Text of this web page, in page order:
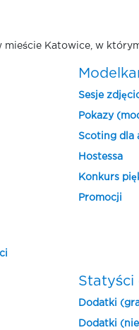
Katowice, w
Sesje
Pokazy
Scoting dla
Hostessa
Konkurs
Promocji
Statyści
Dodatki
Dodatki